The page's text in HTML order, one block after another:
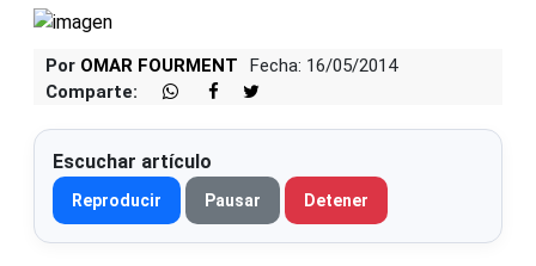
Por OMAR FOURMENT
Fecha: 16/05/2014
Comparte:
Escuchar artículo
Reproducir Pausar Detener